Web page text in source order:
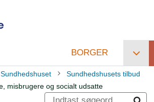
BORGER
Sundhedshuset
Sundhedshusets tilbud
misbrugere og socialt udsatte